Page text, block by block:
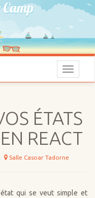
Menu
ÉTATS
REACT
Salle Casoar Tadorne
qui se veut simple et